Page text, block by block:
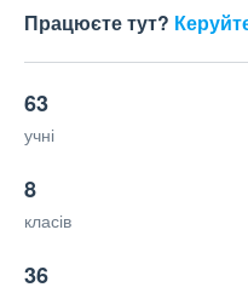
Працюєте тут?
63
учні
8
класів
36